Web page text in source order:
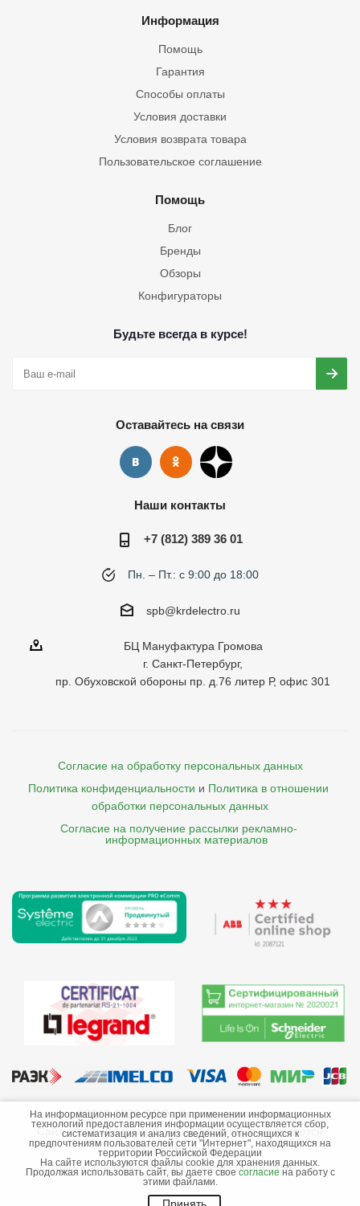
Информация
Помощь
Гарантия
Способы оплаты
Условия доставки
Условия возврата товара
Пользовательское соглашение
Помощь
Блог
Бренды
Обзоры
Конфигураторы
Будьте всегда в курсе!
Оставайтесь на связи
Наши контакты
+7 (812) 389 36 01
Пн. – Пт.: с 9:00 до 18:00
spb@krdelectro.ru
БЦ Мануфактура Громова
г. Санкт-Петербург,
пр. Обуховской обороны пр. д.76 литер Р, офис 301
Согласие на обработку персональных данных
Политика конфиденциальности и Политика в отношении
обработки персональных данных
Согласие на получение рассылки рекламно-
    информационных материалов
©2013-2026 ООО «Краснодарэлектро»
Сайт носит информационный характер и не является
публичной офертой.
Стоимость товаров и их наличие не гарантируются.
На информационном ресурсе при применении информационных
технологий предоставления информации осуществляется сбор,
систематизация и анализ сведений, относящихся к
предпочтениям пользователей сети "Интернет", находящихся на
территории Российской Федерации
На сайте используются файлы cookie для хранения данных.
Продолжая использовать сайт, вы даете свое согласие на работу с
этими файлами.